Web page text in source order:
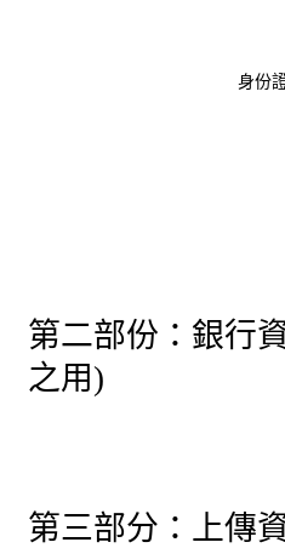
身份
第二部份：銀行
之用)
第三部分：上傳